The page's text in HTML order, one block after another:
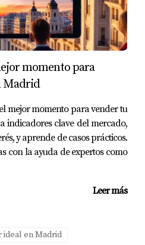
como los tours virtuales
a los compradores
lugar a través de internet.
un tour virtual a vender
visibilidad y atractivo de tu
momento para
Madrid
mejor momento para vender tu
indicadores clave del mercado,
y aprende de casos prácticos.
con la ayuda de expertos como
Leer más
ideal en Madrid